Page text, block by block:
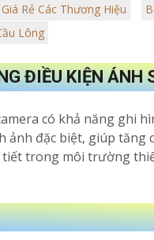
Rẻ Các Thương Hiệu
Lông
ĐIỀU KIỆN ÁNH
có khả năng ghi
ảnh đặc biệt, giúp tăng
trong môi trường